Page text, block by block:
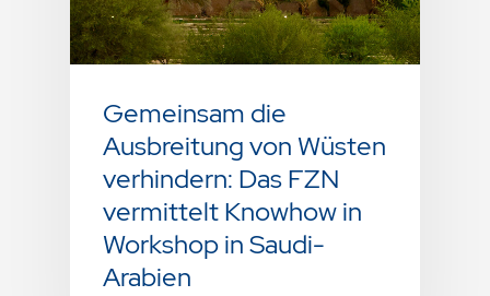
Gemeinsam die
Ausbreitung von Wüsten
verhindern: Das FZN
vermittelt Knowhow in
Workshop in Saudi-
Arabien